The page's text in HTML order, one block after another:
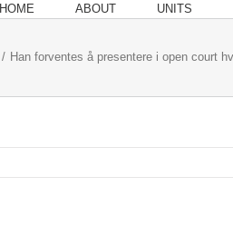
HOME ABOUT UNITS
/ Han forventes å presentere i open court